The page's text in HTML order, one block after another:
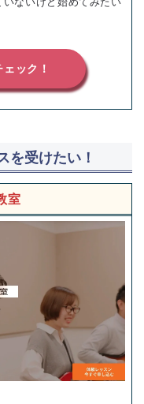
ック！
を受けたい！
室